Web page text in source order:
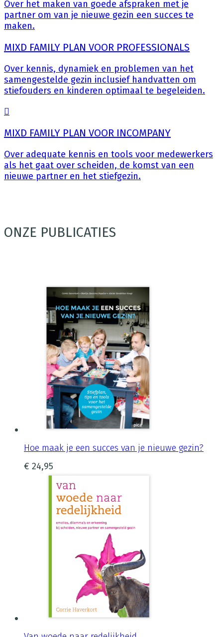
Over het maken van goede afspraken met je
partner om van je nieuwe gezin een succes te
maken.
MIXD FAMILY PLAN VOOR PROFESSIONALS
Over kennis, dynamiek en problemen van het
samengestelde gezin inclusief handvatten om
stiefouders en kinderen optimaal te begeleiden.
MIXD FAMILY PLAN VOOR INCOMPANY
Over adequate kennis en tools voor medewerkers
als het gaat over scheiden, de komst van een
nieuwe partner en het stiefgezin.
ONZE PUBLICATIES
Hoe maak je een succes van je nieuwe gezin?
€ 24,95